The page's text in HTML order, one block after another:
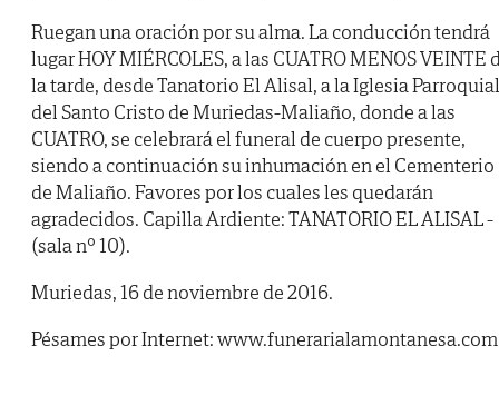
Ruegan una oración por su alma. La conducción tendrá
lugar HOY MIÉRCOLES, a las CUATRO MENOS VEINTE
la tarde, desde Tanatorio El Alisal, a la Iglesia Parroquial
del Santo Cristo de Muriedas-Maliaño, donde a las
CUATRO, se celebrará el funeral de cuerpo presente,
siendo a continuación su inhumación en el Cementerio
de Maliaño. Favores por los cuales les quedarán
agradecidos. Capilla Ardiente: TANATORIO EL ALISAL -
(sala nº 10).
Muriedas, 16 de noviembre de 2016.
Pésames por Internet: www.funerarialamontanesa.com